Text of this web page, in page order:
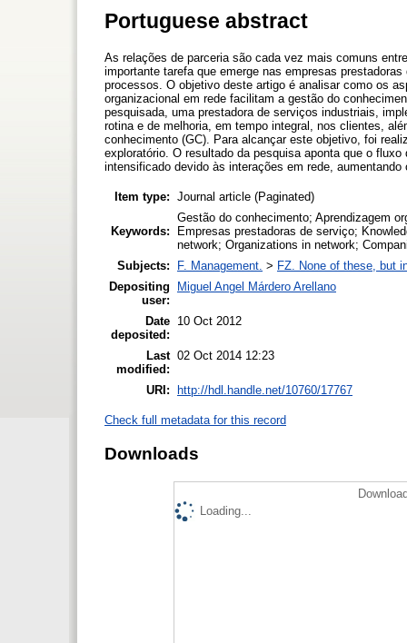
Portuguese abstract
As relações de parceria são cada vez mais comuns
importante tarefa que emerge nas empresas
processos. O objetivo deste artigo é analisar como os
organizacional em rede facilitam a gestão do
pesquisada, uma prestadora de serviços industriais,
rotina e de melhoria, em tempo integral, nos clientes,
conhecimento (GC). Para alcançar este objetivo, foi
exploratório. O resultado da pesquisa aponta que o
intensificado devido às interações em rede,
Item type: Journal article (Paginated)
Keywords:
Gestão do conhecimento; Aprendizagem
Empresas prestadoras de serviço;
network; Organizations in network;
Subjects:
F. Management. > FZ. None of these, but
Depositing
user:
Miguel Angel Márdero Arellano
Date
deposited:
10 Oct 2012
Last
modified:
02 Oct 2014 12:23
URI: http://hdl.handle.net/10760/17767
Check full metadata for this record
Downloads
Loading...